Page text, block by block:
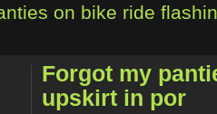
on bike ride
Forgot my
upskirt in por